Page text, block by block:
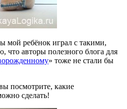
мой ребёнок играл с такими,
что авторы полезного блога для
» тоже не стали бы
посмотрите, какие
сделать!